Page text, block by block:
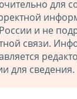
для
и не
связи.
для сведения.